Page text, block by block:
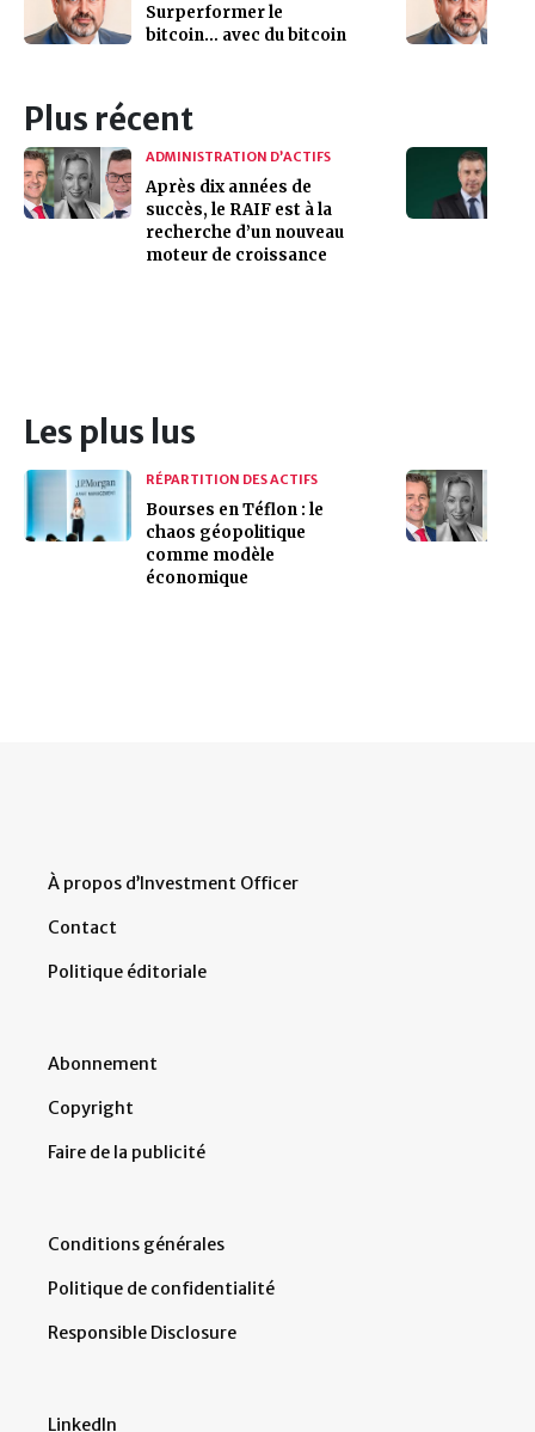
Surperformer le
bitcoin… avec du bitcoin
Plus récent
ADMINISTRATION D’ACTIFS
Après dix années de
succès, le RAIF est à la
recherche d’un nouveau
moteur de croissance
Les plus lus
RÉPARTITION DES ACTIFS
Bourses en Téflon : le
chaos géopolitique
comme modèle
économique
À propos d’Investment Officer
Contact
Politique éditoriale
Abonnement
Copyright
Faire de la publicité
Conditions générales
Politique de confidentialité
Responsible Disclosure
LinkedIn